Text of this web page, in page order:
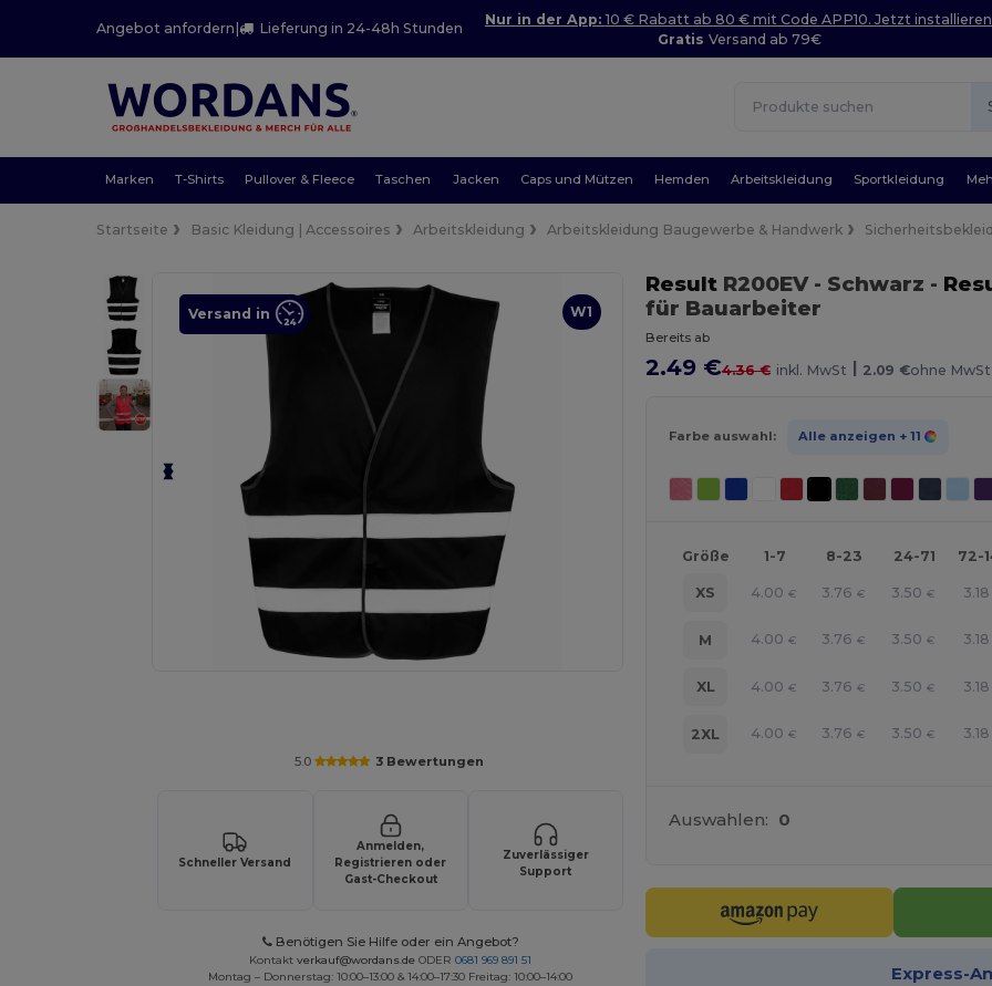
Angebot anfordern | Lieferung in 24-48h Stunden
Nur in der App: 10 € Rabatt ab 80 € mit Code APP10. Jetzt
GratisVersand ab 79€
Marken T-Shirts Pullover & Fleece Taschen Jacken Caps und Mützen Hemden Arbeitskleidung Sportkleidung
Startseite Basic Kleidung | Accessoires Arbeitskleidung Arbeitskleidung Baugewerbe & Handwerk
W1
Versand in
5.0 3 Bewertungen
Schneller Versand
Anmelden,
Registrieren oder
Gast-Checkout
Zuverlässiger
Support
Benötigen Sie Hilfe oder ein Angebot?
Kontaktverkauf@wordans.de ODER0681 969 891 51
Montag – Donnerstag: 10:00–13:00 & 14:00–17:30 Freitag: 10:00–14:00
ResultR200EV - Schwarz -
für Bauarbeiter
Bereits ab
2.49 €4.36 € inkl. MwSt | 2.09 €ohne MwSt
Farbe auswahl: Alle anzeigen + 11
Größe 1-7 8-23 24-71 72-
XS 4.00 € 3.76 € 3.50 € 3.18
M 4.00 € 3.76 € 3.50 € 3.18
XL 4.00 € 3.76 € 3.50 € 3.18
2XL 4.00 € 3.76 € 3.50 € 3.18
Auswahlen: 0
Express-